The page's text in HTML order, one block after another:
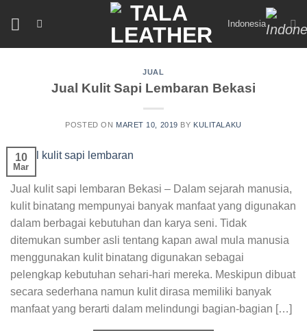
Indonesia
JUAL
Jual Kulit Sapi Lembaran Bekasi
POSTED ON MARET 10, 2019 BY KULITALAKU
10
Mar
Jual kulit sapi lembaran Bekasi – Dalam sejarah manusia,
kulit binatang mempunyai banyak manfaat yang digunakan
dalam berbagai kebutuhan dan karya seni. Tidak
ditemukan sumber asli tentang kapan awal mula manusia
menggunakan kulit binatang digunakan sebagai
pelengkap kebutuhan sehari-hari mereka. Meskipun dibuat
secara sederhana namun kulit dirasa memiliki banyak
manfaat yang berarti dalam melindungi bagian-bagian […]